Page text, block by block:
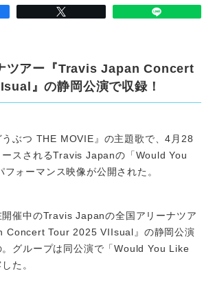
ツアー『Travis Japan Concert
』の静岡公演で収録！
ぶつ THE MOVIE』の主題歌で、4月28
ースされるTravis Japanの「Would You
ォーマンス映像が公開された。
開催中のTravis Japanの全国アリーナツア
Concert Tour 2025 VIIsual』の静岡公演
。グループは同公演で「Would You Like
た。